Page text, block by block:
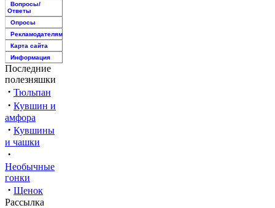
Вопросы/
Ответы
Опросы
Рекламодателям
Карта сайта
Информация
Последние
полезняшки
· Тюльпан
· Кувшин и
амфора
· Кувшины
и чашки
·
Необычные
гонки
· Щенок
Рассылка